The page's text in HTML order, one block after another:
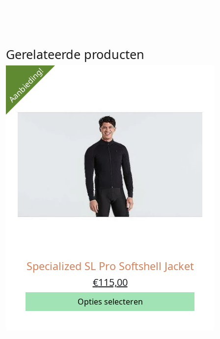
Gerelateerde producten
Aanbieding!
Specialized SL Pro Softshell Jacket
Oorspronkelijke
prijs
was:
€115,00Huidige
prijs
is:
Opties selecteren
Dit
variaties.